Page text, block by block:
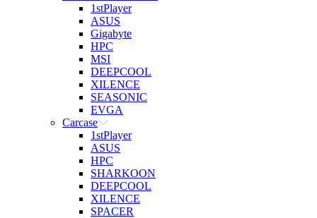
1stPlayer
ASUS
Gigabyte
HPC
MSI
DEEPCOOL
XILENCE
SEASONIC
EVGA
Carcase
1stPlayer
ASUS
HPC
SHARKOON
DEEPCOOL
XILENCE
SPACER